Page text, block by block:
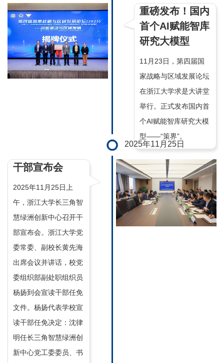
重磅发布！国内
首个AI赋能智库
研究大模型
11月23日，第四届国
家战略与区域发展论坛
在浙江大学求是大讲堂
举行。正式发布国内首
个AI赋能智库研究大模
型——“策界”。
干部宣布会
2025年11月25日上
午，浙江大学长三角智
慧绿洲创新中心召开干
部宣布会。浙江大学党
委常委、副校长黄先海
出席会议并讲话，校党
委组织部副处职组织员
杨扬到会宣读干部任免
文件。杨扬代表学校宣
读干部任免决定：沈律
明任长三角智慧绿洲创
新中心党工委委员、书
2025年11月25日